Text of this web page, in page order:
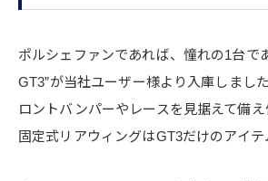
ポルシェファンであれば、憧れの1台で
GT3”が当社ユーザー様より入庫しまし
ロントバンパーやレースを見据えて備
固定式リアウィングはGT3だけのアイテ